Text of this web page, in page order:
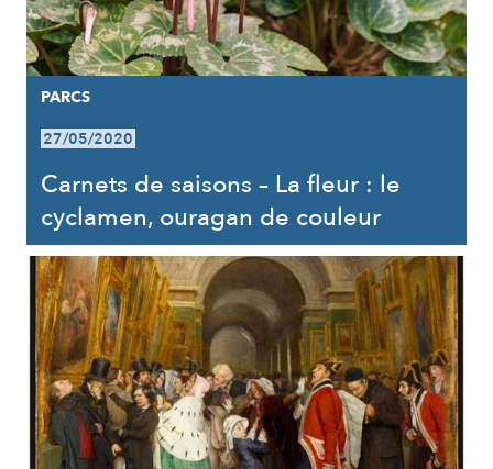
PARCS
27/05/2020
Carnets de saisons – La fleur : le
cyclamen, ouragan de couleur